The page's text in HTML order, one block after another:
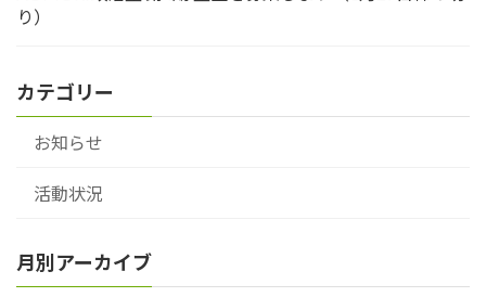
り）
カテゴリー
お知らせ
活動状況
月別アーカイブ